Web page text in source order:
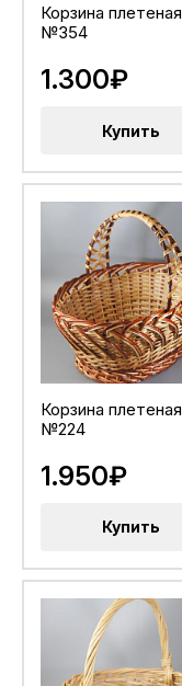
Корзина плетеная
№354
1.300₽
Купить
Корзина плетеная
№224
1.950₽
Купить